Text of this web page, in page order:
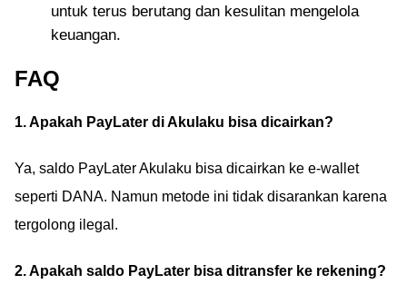
untuk terus berutang dan kesulitan mengelola
keuangan.
FAQ
1. Apakah PayLater di Akulaku bisa dicairkan?
Ya, saldo PayLater Akulaku bisa dicairkan ke e-wallet
seperti DANA. Namun metode ini tidak disarankan karena
tergolong ilegal.
2. Apakah saldo PayLater bisa ditransfer ke rekening?